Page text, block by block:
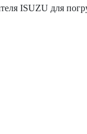
ISUZU для